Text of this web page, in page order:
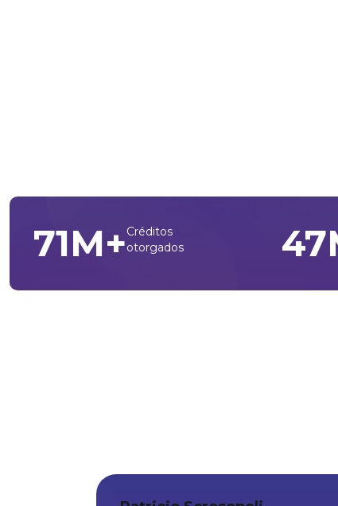
129M+Créditos
otorgados
86